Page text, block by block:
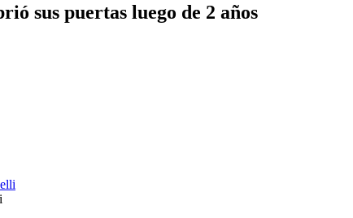
sus puertas luego de 2 años